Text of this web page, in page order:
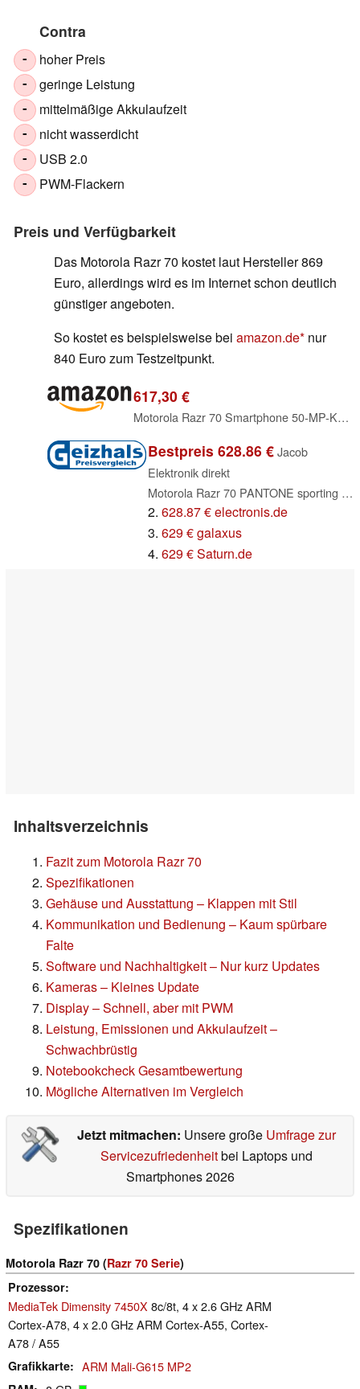
Contra
- hoher Preis
- geringe Leistung
- mittelmäßige Akkulaufzeit
- nicht wasserdicht
- USB 2.0
- PWM-Flackern
Preis und Verfügbarkeit
Das Motorola Razr 70 kostet laut Hersteller 869
Euro, allerdings wird es im Internet schon deutlich
günstiger angeboten.
So kostet es beispielsweise bei amazon.de nur
840 Euro zum Testzeitpunkt.
617,30 €
Motorola Razr 70 Smartphone 50-MP-Kamera 8-256 Green
Bestpreis 628.86 € Jacob
Elektronik direkt
Motorola Razr 70 PANTONE sporting green
2. 628.87 € electronis.de
3. 629 € galaxus
4. 629 € Saturn.de
Inhaltsverzeichnis
Fazit zum Motorola Razr 70
Spezifikationen
Gehäuse und Ausstattung – Klappen mit Stil
Kommunikation und Bedienung – Kaum spürbare
Falte
Software und Nachhaltigkeit – Nur kurz Updates
Kameras – Kleines Update
Display – Schnell, aber mit PWM
Leistung, Emissionen und Akkulaufzeit –
Schwachbrüstig
Notebookcheck Gesamtbewertung
Mögliche Alternativen im Vergleich
Jetzt mitmachen: Unsere große Umfrage zur
Servicezufriedenheitbei Laptops und
Smartphones 2026
Spezifikationen
Motorola Razr 70 (Razr 70 Serie)
Prozessor
MediaTek Dimensity 7450X 8c/8t, 4 x 2.6 GHz ARM
Cortex-A78, 4 x 2.0 GHz ARM Cortex-A55, Cortex-
A78 / A55
Grafikkarte ARM Mali-G615 MP2